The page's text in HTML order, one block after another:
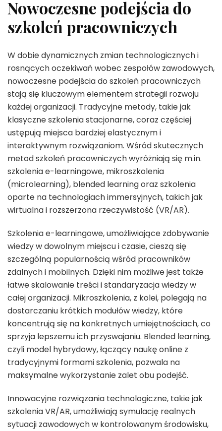
Nowoczesne podejścia do
szkoleń pracowniczych
W dobie dynamicznych zmian technologicznych i
rosnących oczekiwań wobec zespołów zawodowych,
nowoczesne podejścia do szkoleń pracowniczych
stają się kluczowym elementem strategii rozwoju
każdej organizacji. Tradycyjne metody, takie jak
klasyczne szkolenia stacjonarne, coraz częściej
ustępują miejsca bardziej elastycznym i
interaktywnym rozwiązaniom. Wśród skutecznych
metod szkoleń pracowniczych wyróżniają się m.in.
szkolenia e-learningowe, mikroszkolenia
(microlearning), blended learning oraz szkolenia
oparte na technologiach immersyjnych, takich jak
wirtualna i rozszerzona rzeczywistość (VR/AR).
Szkolenia e-learningowe, umożliwiające zdobywanie
wiedzy w dowolnym miejscu i czasie, cieszą się
szczególną popularnością wśród pracowników
zdalnych i mobilnych. Dzięki nim możliwe jest także
łatwe skalowanie treści i standaryzacja wiedzy w
całej organizacji. Mikroszkolenia, z kolei, polegają na
dostarczaniu krótkich modułów wiedzy, które
koncentrują się na konkretnych umiejętnościach, co
sprzyja lepszemu ich przyswajaniu. Blended learning,
czyli model hybrydowy, łączący naukę online z
tradycyjnymi formami szkolenia, pozwala na
maksymalne wykorzystanie zalet obu podejść.
Innowacyjne rozwiązania technologiczne, takie jak
szkolenia VR/AR, umożliwiają symulację realnych
sytuacji zawodowych w kontrolowanym środowisku,